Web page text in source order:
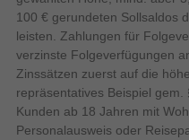
Mediatheken steht Hybrid
Verfügung. Ein optischer
LAN-Anschluss ergänzen die
kabellosen Tonanschluss ist
Atmos für den passenden
Energieverbrauch im HDR-
1.000 Stunden.
LED-Hintergrundbeleuchtung
Hintergrundbeleuchtungstyp
Design
VESA-Halterung
100 € gerundeten Sollsaldos
leisten. Zahlungen für
verzinste Folgeverfügungen
Zinssätzen zuerst auf die
repräsentatives Beispiel gem.
Kunden ab 18 Jahren mit
Personalausweis oder